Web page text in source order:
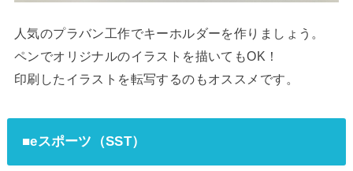
人気のプラバン工作でキーホルダーを作りましょう。
ペンでオリジナルのイラストを描いてもOK！
印刷したイラストを転写するのもオススメです。
■eスポーツ（SST）